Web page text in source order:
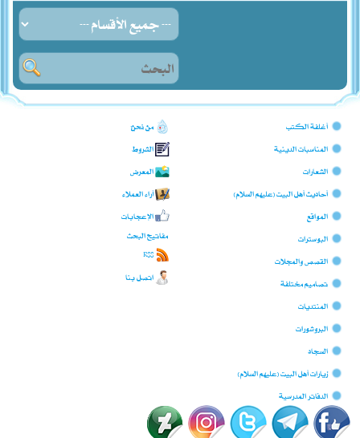
أغلفة الكتب
المناسبات الدينية
الشعارات
أحاديث أهل البيت (عليهم السلام)
المواقع
البوسترات
القصص والمجلات
تصاميم مختلفة
المنتديات
البروشورات
السجّاد
زيارات أهل البيت (عليهم السلام)
الدفاتر المدرسية
من نحن؟
الشروط
المعرض
آراء العملاء
الإعجابات
مفاتيح البحث
RSS
اتصل بنا